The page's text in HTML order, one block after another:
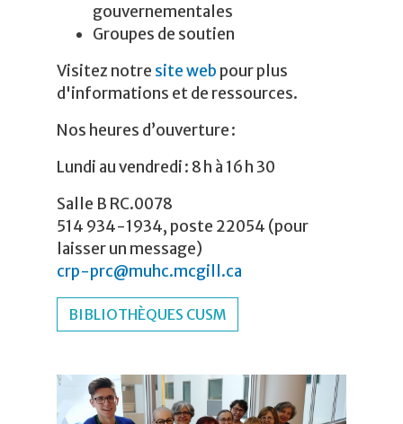
gouvernementales
Groupes de soutien
Visitez notre site web pour plus
d'informations et de ressources.
Nos heures d’ouverture :
Lundi au vendredi : 8 h à 16 h 30
Salle B RC.0078
514 934-1934, poste 22054 (pour
laisser un message)
crp-prc@muhc.mcgill.ca
BIBLIOTHÈQUES CUSM